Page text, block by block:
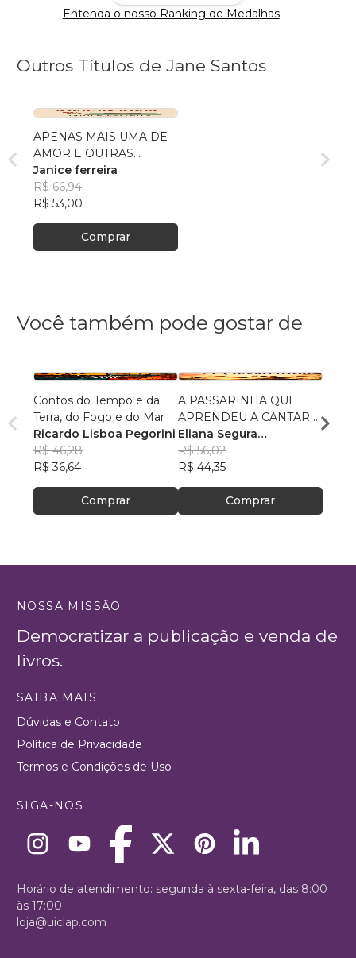
Entenda o nosso Ranking de Medalhas
Outros Títulos de Jane Santos
APENAS MAIS UMA DE
AMOR E OUTRAS
DEZENOVE CRÔNICAS
Janice ferreira
R$ 66,94
R$ 53,00
Comprar
Você também pode gostar de
Contos do Tempo e da
Terra, do Fogo e do Mar
Ricardo Lisboa Pegorini
R$ 46,28
R$ 36,64
Comprar
A PASSARINHA QUE
APRENDEU A CANTAR E
VOAR
Eliana Segura
Fernandes
R$ 56,02
R$ 44,35
Comprar
R$
NOSSA MISSÃO
Democratizar a publicação e venda de
livros.
SAIBA MAIS
Dúvidas e Contato
Política de Privacidade
Termos e Condições de Uso
SIGA-NOS
Horário de atendimento: segunda à sexta-feira, das 8:00
às 17:00
loja@uiclap.com